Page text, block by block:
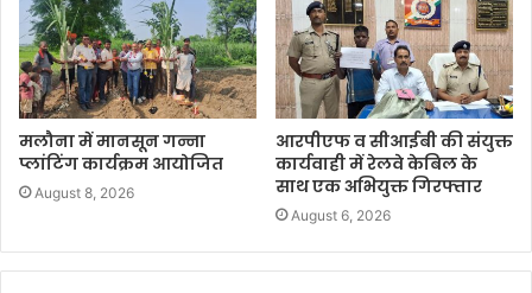
मलौना में मानसून गन्ना
प्लांटिंग कार्यक्रम आयोजित
August 8, 2026
आरपीएफ व सीआईबी की संयुक्त
कार्यवाही में रेलवे केबिल के
साथ एक अभियुक्त गिरफ्तार
August 6, 2026